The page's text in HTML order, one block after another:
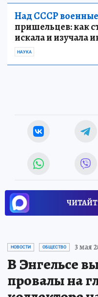
Над СССР военные
пришельцев: как
искала и изучала
НАУКА
НОВОСТИ ОБЩЕСТВО 3 мая
В Энгельсе
провалы на